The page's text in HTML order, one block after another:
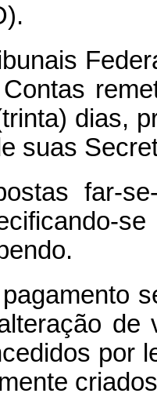
dias,
suas
far-
de
por